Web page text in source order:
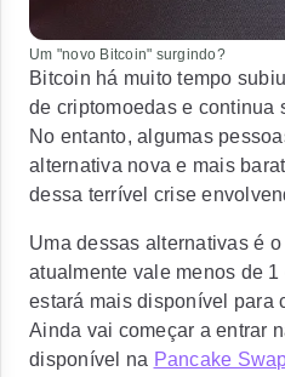
Um "novo Bitcoin" surgindo?
Bitcoin há muito tempo
de criptomoedas e continua
No entanto, algumas
alternativa nova e mais
dessa terrível crise
Uma dessas alternativas é o
atualmente vale menos de
estará mais disponível para
Ainda vai começar a entrar
disponível na Pancake